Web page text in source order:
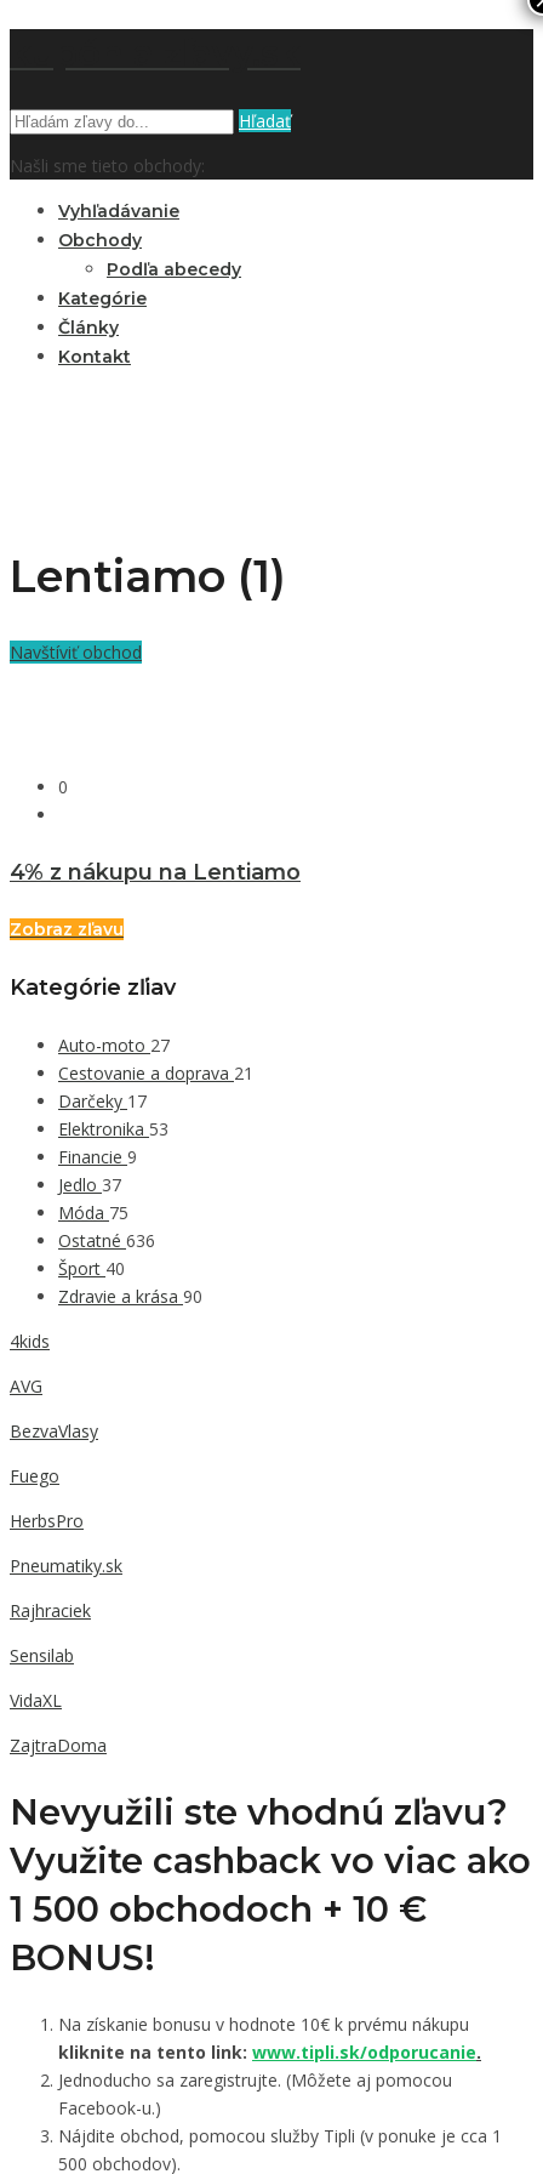
Hľadať
Našli sme tieto obchody:
Vyhľadávanie
Obchody
Podľa abecedy
Kategórie
Články
Kontakt
Lentiamo (1)
Navštíviť obchod
0
4% z nákupu na Lentiamo
Zobraz zľavu
Kategórie zľiav
Auto-moto 27
Cestovanie a doprava 21
Darčeky 17
Elektronika 53
Financie 9
Jedlo 37
Móda 75
Ostatné 636
Šport 40
Zdravie a krása 90
4kids
AVG
BezvaVlasy
Fuego
HerbsPro
Pneumatiky.sk
Rajhraciek
Sensilab
VidaXL
ZajtraDoma
Nevyužili ste vhodnú zľavu?
Využite cashback vo viac ako
1 500 obchodoch + 10 €
BONUS!
Na získanie bonusu v hodnote 10€ k prvému nákupu
kliknite na tento link: www.tipli.sk/odporucanie.
Jednoducho sa zaregistrujte. (Môžete aj pomocou
Facebook-u.)
Nájdite obchod, pomocou služby Tipli (v ponuke je cca 1
500 obchodov).